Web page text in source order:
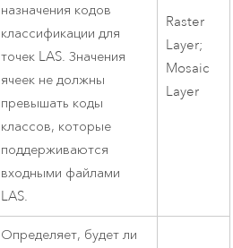
назначения кодов
классификации для
точек LAS. Значения
ячеек не должны
превышать коды
классов, которые
поддерживаются
входными файлами
LAS.
Raster
Layer;
Mosaic
Layer
Определяет, будет ли